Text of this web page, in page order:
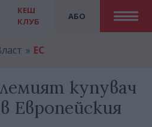
АБО
КЕШ
КЛУБ
ЕС
купувач
Европейския